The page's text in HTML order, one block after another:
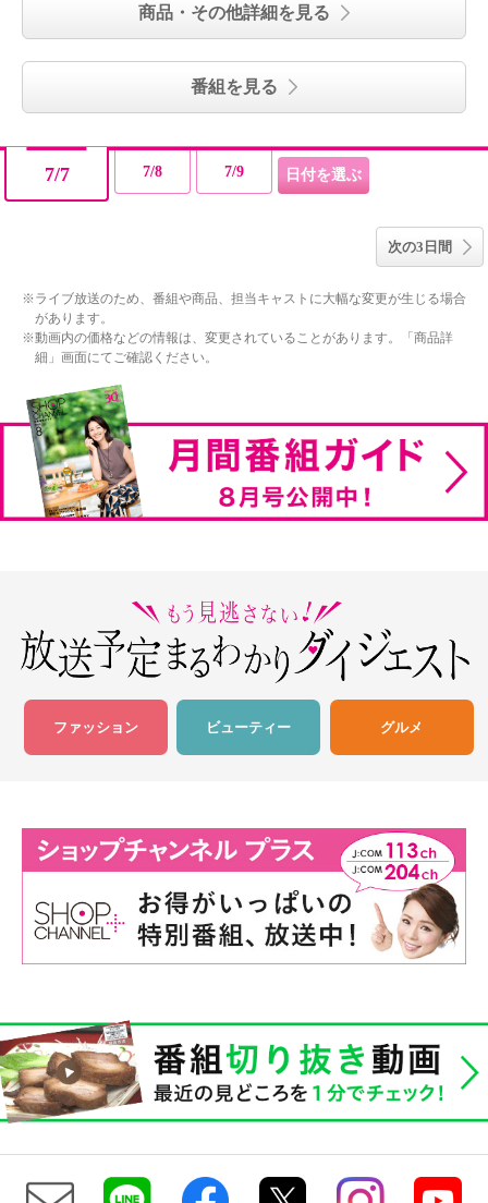
商品・その他詳細を見る
番組を見る
7/7 7/8 7/9
次の3日間
ライブ放送のため、番組や商品、担当キャストに大幅な変更が生じる場合
があります。
動画内の価格などの情報は、変更されていることがあります。「商品詳
細」画面にてご確認ください。
ファッション ビューティー グルメ